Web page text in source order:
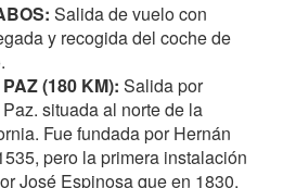
Salida de vuelo con
y recogida del coche de
(180 KM): Salida por
situada al norte de la
Fue fundada por Hernán
pero la primera instalación
José Espinosa que en 1830,